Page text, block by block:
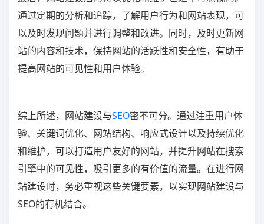
通过定期的分析和追踪，了解用户行为和网站表现，可
以及时发现问题并进行调整和改进。同时，及时更新网
站的内容和技术，保持网站的活跃性和安全性，有助于
提高网站的可见性和用户体验。
综上所述，网站建设与SEO密不可分。通过注重用户体
验、关键词优化、网站结构、响应式设计以及持续优化
和维护，可以打造用户友好的网站，并提升网站在搜索
引擎中的可见性，吸引更多的有价值的流量。在进行网
站建设时，务必重视这些关键要素，以实现网站建设与
SEO的有机结合。